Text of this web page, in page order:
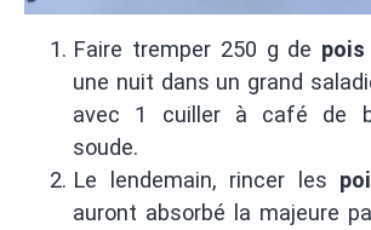
Faire tremper 250 g de
une nuit dans un grand
avec 1 cuiller à café de
soude.
Le lendemain, rincer les
auront absorbé la majeure